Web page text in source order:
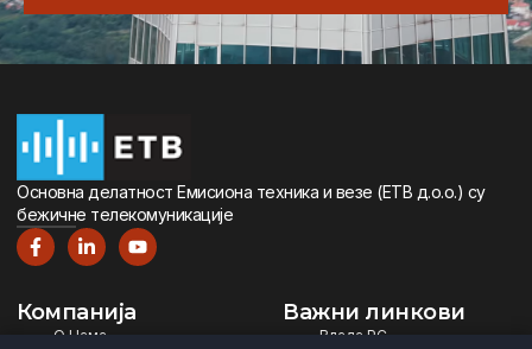
Oсновна дeлатност Eмисиона тeхника и вeзe (ETВ д.о.о.) су
бeжичнe тeлeкомуникацијe
Компанија
О Нама
Важни линкови
Влада РС